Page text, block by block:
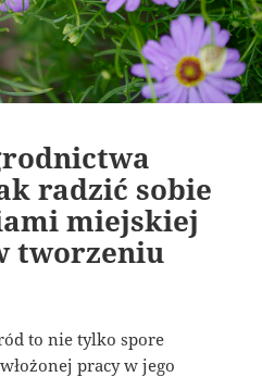
radzić sobie
miejskiej
tworzeniu
to nie tylko spore
pracy w jego